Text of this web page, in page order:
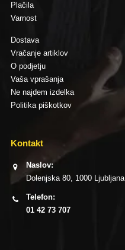
Plačila
Varnost
Dostava
Vračanje artiklov
O podjetju
Vaša vprašanja
Ne najdem izdelka
Politika piškotkov
Kontakt
Naslov:
Dolenjska 80, 1000 Ljubljana
Telefon:
01 42 73 707